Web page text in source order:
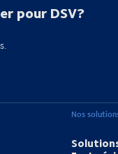
pour DSV?
Nos